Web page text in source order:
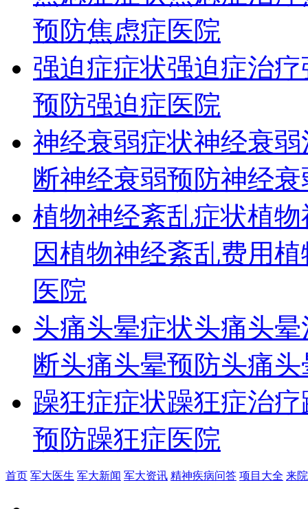
预防焦虑症医院
强迫症症状强迫症治疗
预防强迫症医院
神经衰弱症状神经衰弱
断神经衰弱预防神经
植物神经紊乱症状植物
因植物神经紊乱费用植
医院
头痛头晕症状头痛头
断头痛头晕预防头痛
躁狂症症状躁狂症治疗
预防躁狂症医院
首页 军大医生 军大新闻 军大资讯 精神疾病问答 项目大全 来